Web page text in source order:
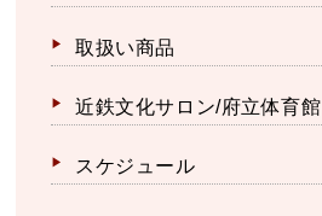
取扱い商品
近鉄文化サロン/府立体育館
スケジュール